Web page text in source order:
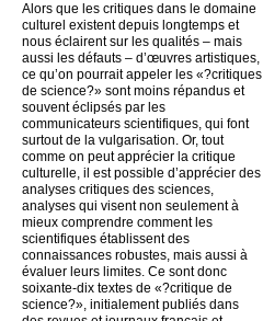
Alors que les critiques dans le domaine
culturel existent depuis longtemps et
nous éclairent sur les qualités – mais
aussi les défauts – d’œuvres artistiques,
ce qu’on pourrait appeler les «?critiques
de science?» sont moins répandus et
souvent éclipsés par les
communicateurs scientifiques, qui font
surtout de la vulgarisation. Or, tout
comme on peut apprécier la critique
culturelle, il est possible d’apprécier des
analyses critiques des sciences,
analyses qui visent non seulement à
mieux comprendre comment les
scientifiques établissent des
connaissances robustes, mais aussi à
évaluer leurs limites. Ce sont donc
soixante-dix textes de «?critique de
science?», initialement publiés dans